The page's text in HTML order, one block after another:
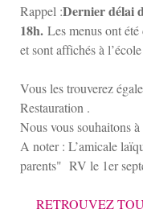
Rappel :Dernier délai
18h. Les menus ont
et sont affichés à
Vous les trouverez
Restauration .
Nous vous souhaitons
A noter : L’amicale
parents" RV le 1er
RETROUVEZ